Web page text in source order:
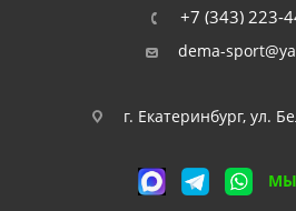
+7 (343) 223-
dema-
г. Екатеринбург, ул.
МЫ